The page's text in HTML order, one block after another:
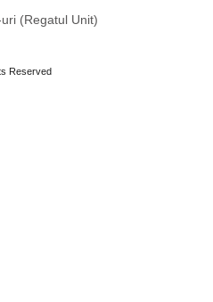
(Regatul Unit)
Reserved